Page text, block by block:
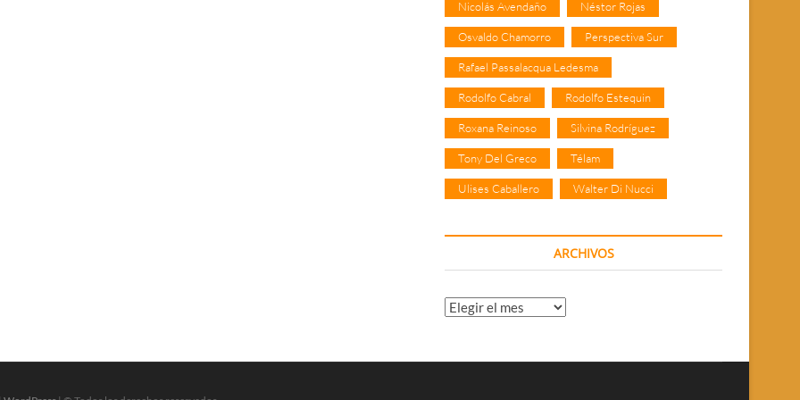
Nicolás Avendaño Néstor Rojas
Osvaldo Chamorro Perspectiva Sur
Rafael Passalacqua Ledesma
Rodolfo Cabral Rodolfo Estequin
Roxana Reinoso Silvina Rodríguez
Tony Del Greco Télam
Ulises Caballero Walter Di Nucci
ARCHIVOS
Archivos